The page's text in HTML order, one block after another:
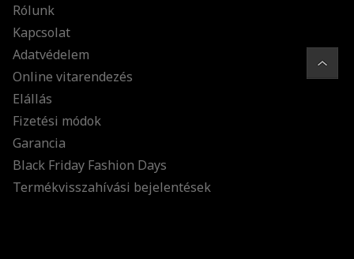
Rólunk
Kapcsolat
Adatvédelem
Online vitarendezés
Elállás
Fizetési módok
Garancia
Black Friday Fashion Days
Termékvisszahívási bejelentések